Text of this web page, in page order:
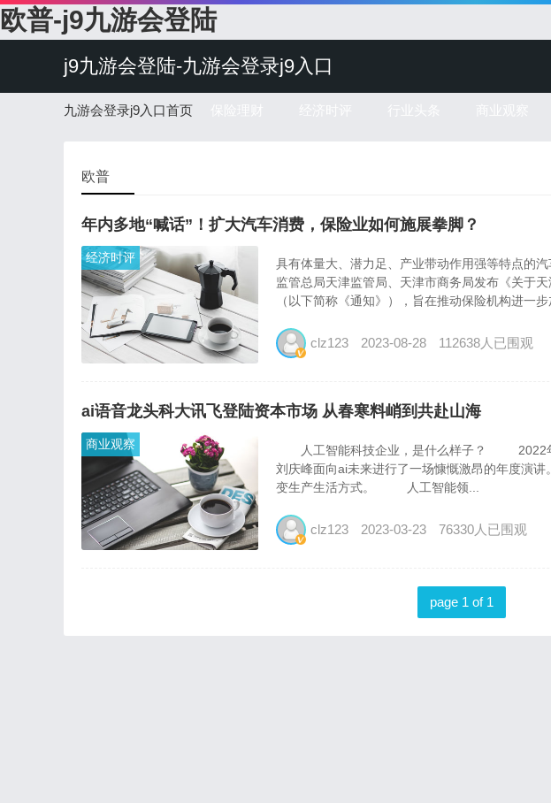
欧普-j9九游会登陆
j9九游会登陆-九游会登录j9入口
九游会登录j9入口首页
欧普
年内多地“喊话”！扩大汽车消费，保险业如何施展拳脚？
经济时评
具有体量大、潜力足、产业带动作用强等特点的
监管总局天津监管局、天津市商务局发布《关于
（以下简称《通知》），旨在推动保险机构进一
clz123 2023-08-28 112638人已围观
ai语音龙头科大讯飞登陆资本市场 从春寒料峭到共赴山海
商业观察
人工智能科技企业，是什么样子？ 2022年
刘庆峰面向ai未来进行了一场慷慨激昂的年度演
变生产生活方式。 人工智能领...
clz123 2023-03-23 76330人已围观
page 1 of 1